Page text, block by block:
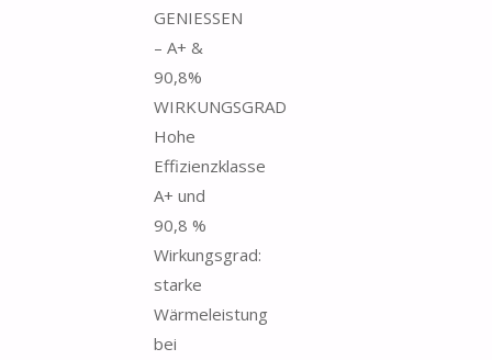
GENIESSEN
– A+ &
90,8%
WIRKUNGSGRAD
Hohe
Effizienzklasse
A+ und
90,8 %
Wirkungsgrad:
starke
Wärmeleistung
bei